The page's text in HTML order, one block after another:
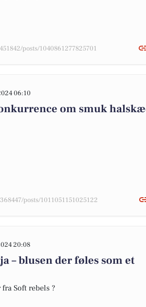
posts/1040861277825701
06:10
om smuk
posts/1011051151025122
20:08
– blusen der føles som et
Soft rebels ?